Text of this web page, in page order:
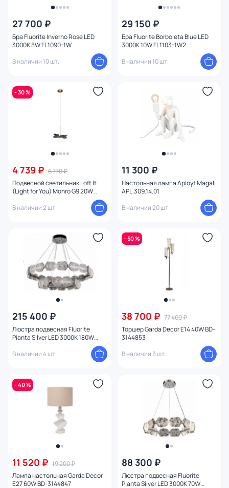
27 700 ₽
Бра Fluorite Inverno Rose LED
3000K 8W FL1090-1W
В наличии 10 шт.
29 150 ₽
Бра Fluorite Borboleta Blue LED
3000K 10W FL1103-1W2
В наличии 10 шт.
- 30 %
4 739 ₽ 6 770 ₽
Подвесной светильник Loft It
(Light for You) Monro G9 20W
В наличии 2 шт.
11 300 ₽
Настольная лампа Aployt Magali
APL.309.14.01
В наличии 20 шт.
215 400 ₽
Люстра подвесная Fluorite
Pianta Silver LED 3000K 180W
В наличии 4 шт.
- 50 %
38 700 ₽ 77 400 ₽
Торшер Garda Decor E14 40W BD-
3144853
В наличии 3 шт.
- 40 %
11 520 ₽ 19 200 ₽
Лампа настольная Garda Decor
E27 60W BD-3144847
88 300 ₽
Люстра подвесная Fluorite
Pianta Silver LED 3000K 70W